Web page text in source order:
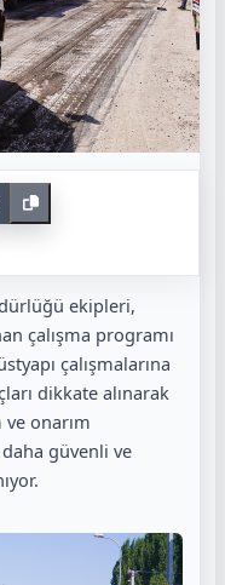
ekipleri,
çalışma programı
çalışmalarına
dikkate alınarak
onarım
daha güvenli ve